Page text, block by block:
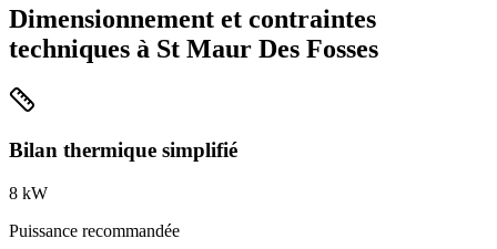
Dimensionnement et contraintes
techniques à St Maur Des Fosses
Bilan thermique simplifié
8 kW
Puissance recommandée